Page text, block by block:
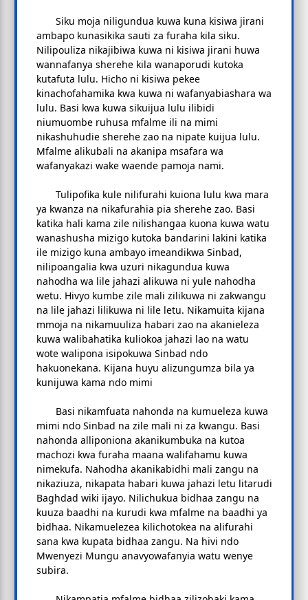
Siku moja niligundua kuwa kuna kisiwa jirani
ambapo kunasikika sauti za furaha kila siku.
Nilipouliza nikajibiwa kuwa ni kisiwa jirani huwa
wannafanya sherehe kila wanaporudi kutoka
kutafuta lulu. Hicho ni kisiwa pekee
kinachofahamika kwa kuwa ni wafanyabiashara wa
lulu. Basi kwa kuwa sikuijua lulu ilibidi
niumuombe ruhusa mfalme ili na mimi
nikashuhudie sherehe zao na nipate kuijua lulu.
Mfalme alikubali na akanipa msafara wa
wafanyakazi wake waende pamoja nami.
Tulipofika kule nilifurahi kuiona lulu kwa mara
ya kwanza na nikafurahia pia sherehe zao. Basi
katika hali kama zile nilishangaa kuona kuwa watu
wanashusha mizigo kutoka bandarini lakini katika
ile mizigo kuna ambayo imeandikwa Sinbad,
nilipoangalia kwa uzuri nikagundua kuwa
nahodha wa lile jahazi alikuwa ni yule nahodha
wetu. Hivyo kumbe zile mali zilikuwa ni zakwangu
na lile jahazi lilikuwa ni lile letu. Nikamuita kijana
mmoja na nikamuuliza habari zao na akanieleza
kuwa walibahatika kuliokoa jahazi lao na watu
wote walipona isipokuwa Sinbad ndo
hakuonekana. Kijana huyu alizungumza bila ya
kunijuwa kama ndo mimi
Basi nikamfuata nahonda na kumueleza kuwa
mimi ndo Sinbad na zile mali ni za kwangu. Basi
nahonda alliponiona akanikumbuka na kutoa
machozi kwa furaha maana walifahamu kuwa
nimekufa. Nahodha akanikabidhi mali zangu na
nikaziuza, nikapata habari kuwa jahazi letu litarudi
Baghdad wiki ijayo. Nilichukua bidhaa zangu na
kuuza baadhi na kurudi kwa mfalme na baadhi ya
bidhaa. Nikamuelezea kilichotokea na alifurahi
sana kwa kupata bidhaa zangu. Na hivi ndo
Mwenyezi Mungu anavyowafanyia watu wenye
subira.